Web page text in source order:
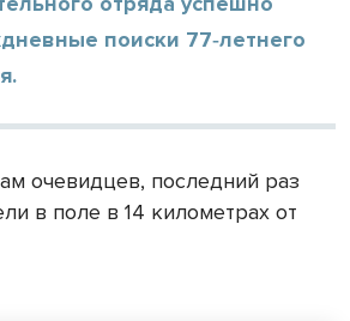
поиски 77‑летнего
очевидцев, последний раз
в поле в 14 километрах от